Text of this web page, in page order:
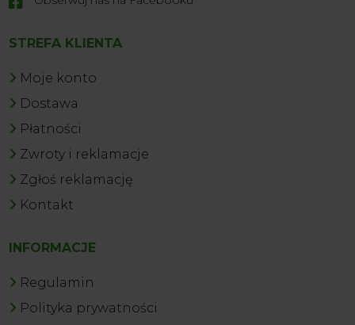
STREFA KLIENTA
Moje konto
Dostawa
Płatności
Zwroty i reklamacje
Zgłoś reklamację
Kontakt
INFORMACJE
Regulamin
Polityka prywatności